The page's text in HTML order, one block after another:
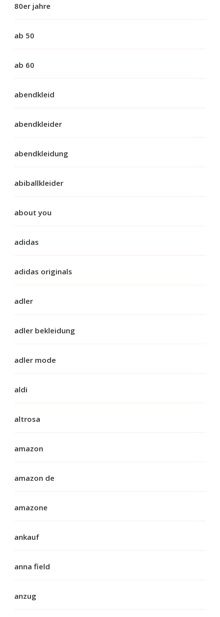
80er jahre
ab 50
ab 60
abendkleid
abendkleider
abendkleidung
abiballkleider
about you
adidas
adidas originals
adler
adler bekleidung
adler mode
aldi
altrosa
amazon
amazon de
amazone
ankauf
anna field
anzug